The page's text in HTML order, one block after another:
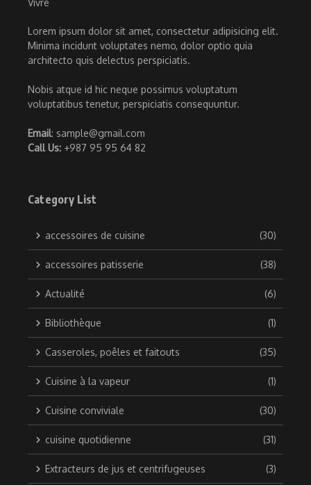
Lorem ipsum dolor sit amet, consectetur adipisicing elit.
Minima incidunt voluptates nemo, dolor optio quia
architecto quis delectus perspiciatis.
Nobis atque id hic neque possimus voluptatum
voluptatibus tenetur, perspiciatis consequuntur.
Email: sample@gmail.com
Call Us: +987 95 95 64 82
Category List
accessoires de cuisine (30)
accessoires patisserie (38)
Actualité (6)
Bibliothèque (1)
Casseroles, poêles et faitouts (35)
Cuisine à la vapeur (1)
Cuisine conviviale (30)
cuisine quotidienne (31)
Extracteurs de jus et centrifugeuses (3)